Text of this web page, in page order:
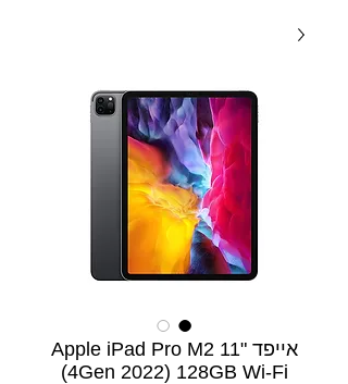
אייפד Apple iPad Pro M2 11"
(4Gen 2022) 128GB Wi-Fi